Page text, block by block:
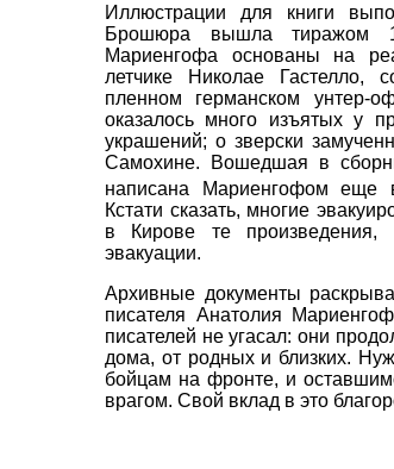
Иллюстрации для книги
Брошюра вышла тиражом
Мариенгофа основаны на
летчике Николае Гастелло,
пленном германском унтер-
оказалось много изъятых у
украшений; о зверски
Самохине. Вошедшая в
написана Мариенгофом еще
Кстати сказать, многие
в Кирове те
эвакуации.
Архивные документы
писателя Анатолия
писателей не угасал: они
дома, от родных и близких.
бойцам на фронте, и
врагом. Свой вклад в это